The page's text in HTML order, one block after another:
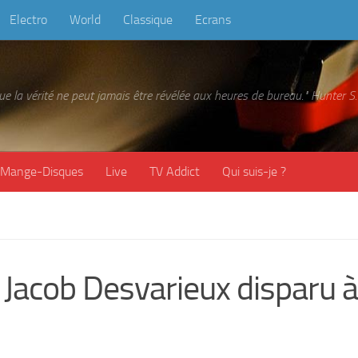
Electro World Classique Ecrans
la vérité ne peut jamais être révélée aux heures de bureau." Hunter
Mange-Disques Live TV Addict Qui suis-je ?
Desvarieux disparu